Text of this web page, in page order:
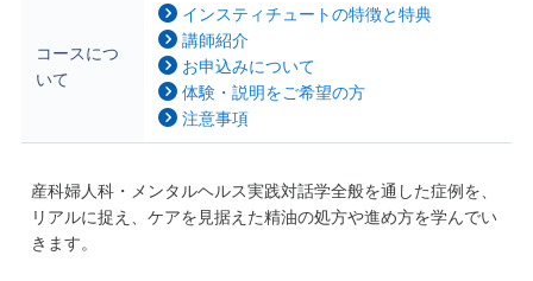
コースにつ
いて
インスティチュートの特徴と特典
講師紹介
お申込みについて
体験・説明をご希望の方
注意事項
産科婦人科・メンタルヘルス実践対話学全般を通した症例を、
リアルに捉え、ケアを見据えた精油の処方や進め方を学んでい
きます。